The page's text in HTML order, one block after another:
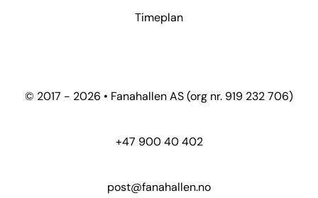
Timeplan
© 2017 - 2026 • Fanahallen AS (org nr. 919 232 706)
+47 900 40 402
post@fanahallen.no